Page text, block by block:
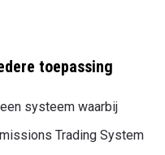
toepassing
systeem waarbij
Trading System